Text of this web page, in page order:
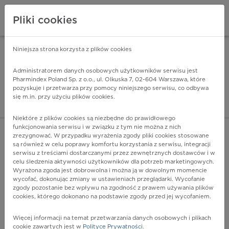
Pharmindex - lider
ZALOGUJ SIĘ
I07.2 - Zwężenie zastawki trójdzielnej z niedomykalnością
Więcej na lekiicd10.pl
Pliki cookies
Niniejsza strona korzysta z plików cookies
Administratorem danych osobowych użytkowników serwisu jest
Pharmindex Poland Sp. z o.o., ul. Olkuska 7, 02-604 Warszawa, które
pozyskuje i przetwarza przy pomocy niniejszego serwisu, co odbywa
się m.in. przy użyciu plików cookies.
Niektóre z plików cookies są niezbędne do prawidłowego
funkcjonowania serwisu i w związku z tym nie można z nich
zrezygnować. W przypadku wyrażenia zgody pliki cookies stosowane
są również w celu poprawy komfortu korzystania z serwisu, integracji
serwisu z treściami dostarczanymi przez zewnętrznych dostawców i w
celu śledzenia aktywności użytkowników dla potrzeb marketingowych.
Wyrażona zgoda jest dobrowolna i można ją w dowolnym momencie
wycofać, dokonując zmiany w ustawieniach przeglądarki. Wycofanie
zgody pozostanie bez wpływu na zgodność z prawem używania plików
cookies, którego dokonano na podstawie zgody przed jej wycofaniem.
Więcej informacji na temat przetwarzania danych osobowych i plikach
cookie zawartych jest w Polityce Prywatności.
ZA DARMO - w Google Play INSTALUJ